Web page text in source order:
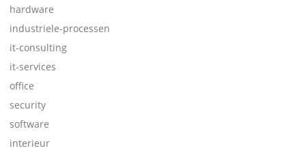
hardware
industriele-processen
it-consulting
it-services
office
security
software
interieur